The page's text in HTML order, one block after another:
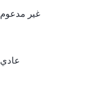
غير مدعوم
عادي